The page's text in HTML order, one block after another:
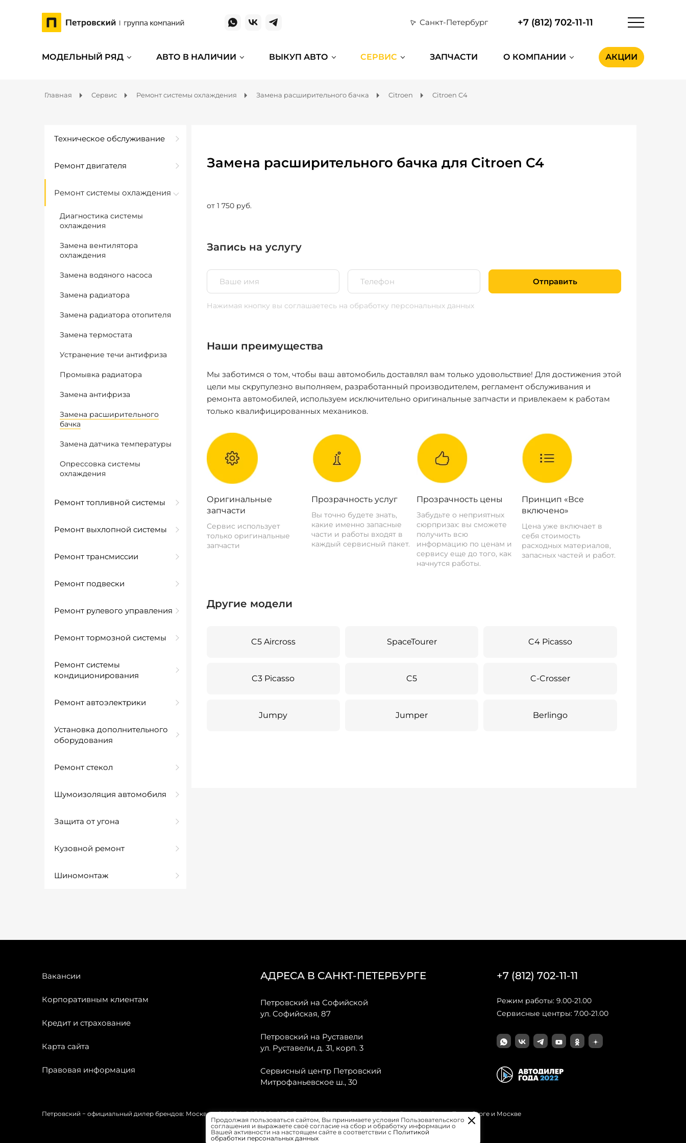
Санкт-Петербург +7 (812) 702-11-11
МОДЕЛЬНЫЙ РЯД АВТО В НАЛИЧИИ ВЫКУП АВТО СЕРВИС ЗАПЧАСТИ О КОМПАНИИ АКЦИИ
Главная Сервис Ремонт системы охлаждения Замена расширительного бачка Citroen Citroen C4
Техническое обслуживание
Ремонт двигателя
Ремонт системы охлаждения
Диагностика системы
охлаждения
Замена вентилятора
охлаждения
Замена водяного насоса
Замена радиатора
Замена радиатора отопителя
Замена термостата
Устранение течи антифриза
Промывка радиатора
Замена антифриза
Замена расширительного
бачка
Замена датчика температуры
Опрессовка системы
охлаждения
Ремонт топливной системы
Ремонт выхлопной системы
Ремонт трансмиссии
Ремонт подвески
Ремонт рулевого управления
Ремонт тормозной системы
Ремонт системы
кондиционирования
Ремонт автоэлектрики
Установка дополнительного
оборудования
Ремонт стекол
Шумоизоляция автомобиля
Защита от угона
Кузовной ремонт
Шиномонтаж
Замена расширительного бачка для Citroen C4
от 1 750 руб.
Запись на услугу
Отправить
Нажимая кнопку вы соглашаетесь на обработку персональных данных
Наши преимущества
Мы заботимся о том, чтобы ваш автомобиль доставлял вам только удовольствие! Для достижения этой
цели мы скрупулезно выполняем, разработанный производителем, регламент обслуживания и
ремонта автомобилей, используем исключительно оригинальные запчасти и привлекаем к работам
только квалифицированных механиков.
Оригинальные
запчасти
Сервис использует
только оригинальные
запчасти
Прозрачность услуг
Вы точно будете знать,
какие именно запасные
части и работы входят в
каждый сервисный пакет.
Прозрачность цены
Забудьте о неприятных
сюрпризах: вы сможете
получить всю
информацию по ценам и
сервису еще до того, как
начнутся работы.
Принцип «Все
включено»
Цена уже включает в
себя стоимость
расходных материалов,
запасных частей и работ.
Другие модели
C5 Aircross SpaceTourer C4 Picasso
C3 Picasso C5 C-Crosser
Jumpy Jumper Berlingo
Вакансии
Корпоративным клиентам
Кредит и страхование
Карта сайта
Правовая информация
АДРЕСА В САНКТ-ПЕТЕРБУРГЕ
Петровский на Софийской
ул. Софийская, 87
Петровский на Руставели
ул. Руставели, д. 31, корп. 3
Сервисный центр Петровский
Митрофаньевское ш., 30
+7 (812) 702-11-11
Режим работы: 9.00-21.00
Сервисные центры: 7.00-21.00
Петровский − официальный дилер брендов: Москвич, OMODA, JAECOO, GAC, Forthing, Citroёn, Peugeot, Opel и Renault в Санкт-Петербурге и Москве
Продолжая пользоваться сайтом, Вы принимаете условия Пользовательского
соглашения и выражаете своё согласие на сбор и обработку информации о
Вашей активности на настоящем сайте в соответствии с Политикой
обработки персональных данных